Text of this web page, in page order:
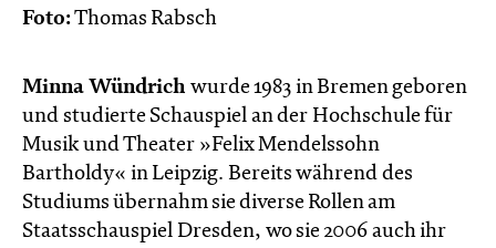
Foto:Thomas Rabsch
Minna Wündrich wurde 1983 in Bremen geboren
und studierte Schauspiel an der Hochschule für
Musik und Theater »Felix Mendelssohn
Bartholdy« in Leipzig. Bereits während des
Studiums übernahm sie diverse Rollen am
Staatsschauspiel Dresden, wo sie 2006 auch ihr